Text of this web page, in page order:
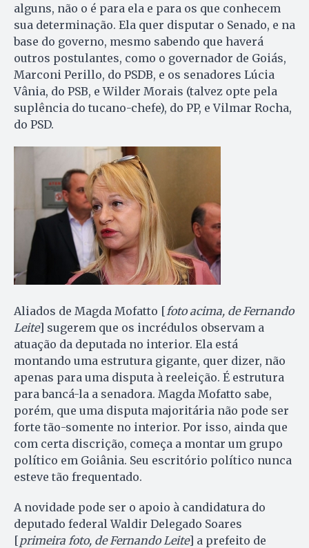
alguns, não o é para ela e para os que conhecem
sua determinação. Ela quer disputar o Senado, e na
base do governo, mesmo sabendo que haverá
outros postulantes, como o governador de Goiás,
Marconi Perillo, do PSDB, e os senadores Lúcia
Vânia, do PSB, e Wilder Morais (talvez opte pela
suplência do tucano-chefe), do PP, e Vilmar Rocha,
do PSD.
Aliados de Magda Mofatto [ foto acima, de Fernando
Leite] sugerem que os incrédulos observam a
atuação da deputada no interior. Ela está
montando uma estrutura gigante, quer dizer, não
apenas para uma disputa à reeleição. É estrutura
para bancá-la a senadora. Magda Mofatto sabe,
porém, que uma disputa majoritária não pode ser
forte tão-somente no interior. Por isso, ainda que
com certa discrição, começa a montar um grupo
político em Goiânia. Seu escritório político nunca
esteve tão frequentado.
A novidade pode ser o apoio à candidatura do
deputado federal Waldir Delegado Soares
[ primeira foto, de Fernando Leite] a prefeito de